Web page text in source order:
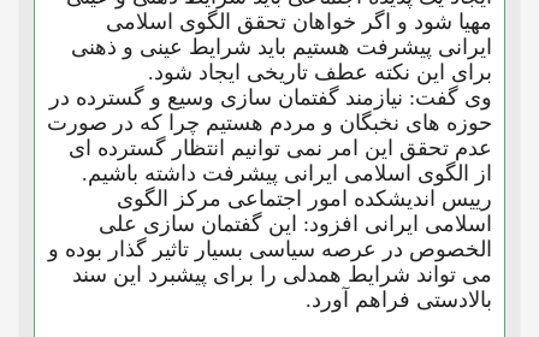
مهیا شود و اگر خواهان تحقق الگوی اسلامی
ایرانی پیشرفت هستیم باید شرایط عینی و ذهنی
برای این نکته عطف تاریخی ایجاد شود.
وی گفت: نیازمند گفتمان سازی وسیع و گسترده در
حوزه های نخبگان و مردم هستیم چرا که در صورت
عدم تحقق این امر نمی توانیم انتظار گسترده ای
از الگوی اسلامی ایرانی پیشرفت داشته باشیم.
رییس اندیشکده امور اجتماعی مرکز الگوی
اسلامی ایرانی افزود: این گفتمان سازی علی
الخصوص در عرصه سیاسی بسیار تاثیر گذار بوده و
می تواند شرایط همدلی را برای پیشبرد این سند
بالادستی فراهم آورد.